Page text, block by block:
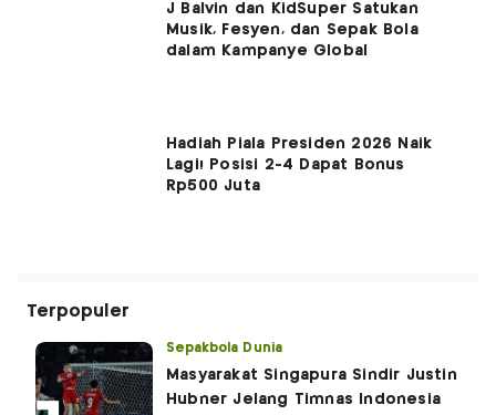
J Balvin dan KidSuper Satukan
Musik, Fesyen, dan Sepak Bola
dalam Kampanye Global
Hadiah Piala Presiden 2026 Naik
Lagi! Posisi 2-4 Dapat Bonus
Rp500 Juta
Terpopuler
Sepakbola Dunia
Masyarakat Singapura Sindir Justin
Hubner Jelang Timnas Indonesia